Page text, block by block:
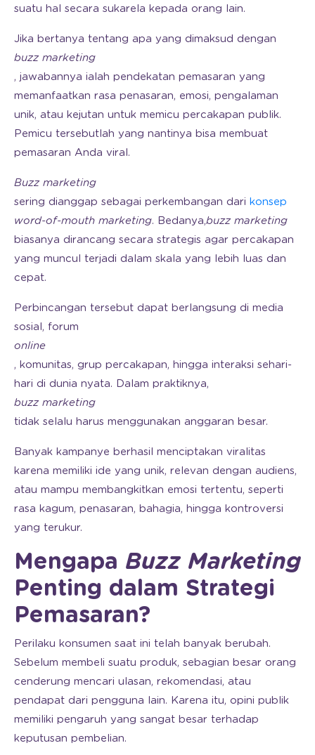
suatu hal secara sukarela kepada orang lain.
Jika bertanya tentang apa yang dimaksud dengan
buzz marketing
, jawabannya ialah pendekatan pemasaran yang
memanfaatkan rasa penasaran, emosi, pengalaman
unik, atau kejutan untuk memicu percakapan publik.
Pemicu tersebutlah yang nantinya bisa membuat
pemasaran Anda viral.
Buzz marketing
sering dianggap sebagai perkembangan dari konsep
word-of-mouth marketing. Bedanya,buzz marketing
biasanya dirancang secara strategis agar percakapan
yang muncul terjadi dalam skala yang lebih luas dan
cepat.
Perbincangan tersebut dapat berlangsung di media
sosial, forum
online
, komunitas, grup percakapan, hingga interaksi sehari-
hari di dunia nyata. Dalam praktiknya,
buzz marketing
tidak selalu harus menggunakan anggaran besar.
Banyak kampanye berhasil menciptakan viralitas
karena memiliki ide yang unik, relevan dengan audiens,
atau mampu membangkitkan emosi tertentu, seperti
rasa kagum, penasaran, bahagia, hingga kontroversi
yang terukur.
Mengapa Buzz Marketing
Penting dalam Strategi
Pemasaran?
Perilaku konsumen saat ini telah banyak berubah.
Sebelum membeli suatu produk, sebagian besar orang
cenderung mencari ulasan, rekomendasi, atau
pendapat dari pengguna lain. Karena itu, opini publik
memiliki pengaruh yang sangat besar terhadap
keputusan pembelian.